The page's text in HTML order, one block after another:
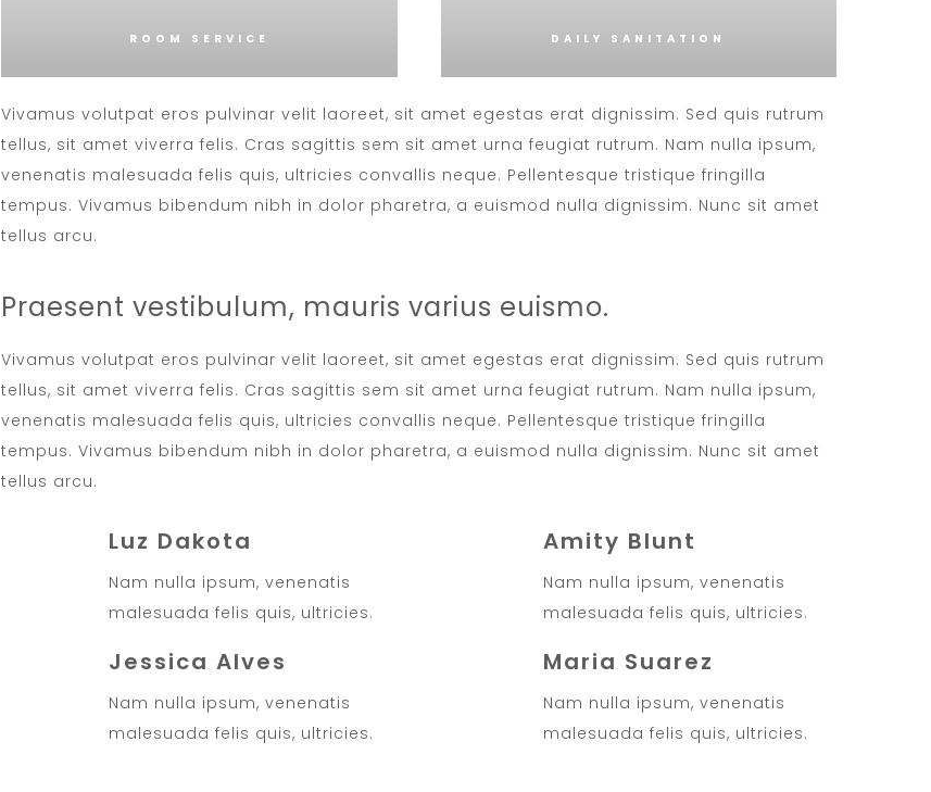
ROOM SERVICE DAILY SANITATION
Vivamus volutpat eros pulvinar velit laoreet, sit amet egestas erat dignissim. Sed quis rutrum
tellus, sit amet viverra felis. Cras sagittis sem sit amet urna feugiat rutrum. Nam nulla ipsum,
venenatis malesuada felis quis, ultricies convallis neque. Pellentesque tristique fringilla
tempus. Vivamus bibendum nibh in dolor pharetra, a euismod nulla dignissim. Nunc sit amet
tellus arcu.
Praesent vestibulum, mauris varius euismo.
Vivamus volutpat eros pulvinar velit laoreet, sit amet egestas erat dignissim. Sed quis rutrum
tellus, sit amet viverra felis. Cras sagittis sem sit amet urna feugiat rutrum. Nam nulla ipsum,
venenatis malesuada felis quis, ultricies convallis neque. Pellentesque tristique fringilla
tempus. Vivamus bibendum nibh in dolor pharetra, a euismod nulla dignissim. Nunc sit amet
tellus arcu.
Luz Dakota
Nam nulla ipsum, venenatis
malesuada felis quis, ultricies.
Jessica Alves
Nam nulla ipsum, venenatis
malesuada felis quis, ultricies.
Amity Blunt
Nam nulla ipsum, venenatis
malesuada felis quis, ultricies.
Maria Suarez
Nam nulla ipsum, venenatis
malesuada felis quis, ultricies.